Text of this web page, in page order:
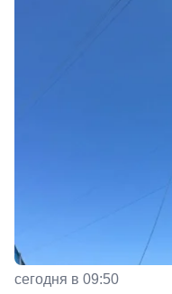
сегодня в 09:50